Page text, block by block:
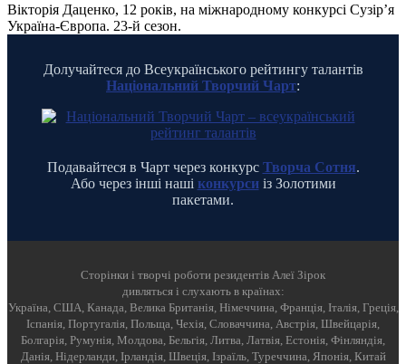
Вікторія Даценко, 12 років, на міжнародному конкурсі Сузір’я
Україна-Європа. 23-й сезон.
Долучайтеся до Всеукраїнського рейтингу талантів
Національний Творчий Чарт:
Подавайтеся в Чарт через конкурс Творча Сотня.
Або через інші наші конкурсиіз Золотими
пакетами.
Cторінки і творчі роботи резидентів Алеї Зірок
дивляться і слухають в країнах:
Україна, США, Канада, Велика Британія, Німеччина, Франція, Італія, Греція,
Іспанія, Португалія, Польща, Чехія, Словаччина, Австрія, Швейцарія,
Болгарія, Румунія, Молдова, Бельгія, Литва, Латвія, Естонія, Фінляндія,
Данія, Нідерланди, Ірландія, Швеція, Ізраїль, Туреччина, Японія, Китай